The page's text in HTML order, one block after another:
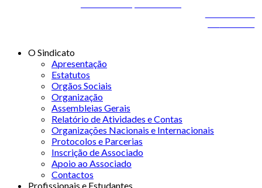
O Sindicato
Apresentação
Estatutos
Orgãos Sociais
Organização
Assembleias Gerais
Relatório de Atividades e Contas
Organizações Nacionais e Internacionais
Protocolos e Parcerias
Inscrição de Associado
Apoio ao Associado
Contactos
Profissionais e Estudantes